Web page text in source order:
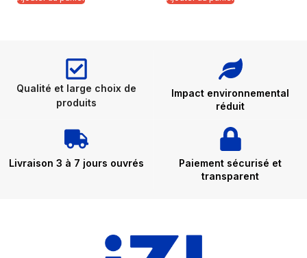
Qualité et large choix de
produits
Impact environnemental
réduit
Livraison 3 à 7 jours ouvrés
Paiement sécurisé et
transparent